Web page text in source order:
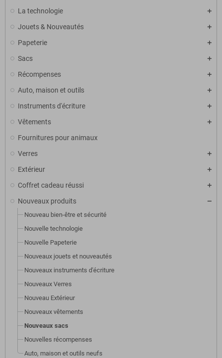
La technologie
Jouets & Nouveautés
Papeterie
Sacs
Récompenses
Auto, maison et outils
Instruments d'écriture
Vêtements
Fournitures pour animaux
Verres
Extérieur
Coffret cadeau réussi
Nouveaux produits
Nouveau bien-être et sécurité
Nouvelle technologie
Nouvelle Papeterie
Nouveaux jouets et nouveautés
Nouveaux instruments d'écriture
Nouveaux Verres
Nouveau Extérieur
Nouveaux vêtements
Nouveaux sacs
Nouvelles récompenses
Auto, maison et outils neufs